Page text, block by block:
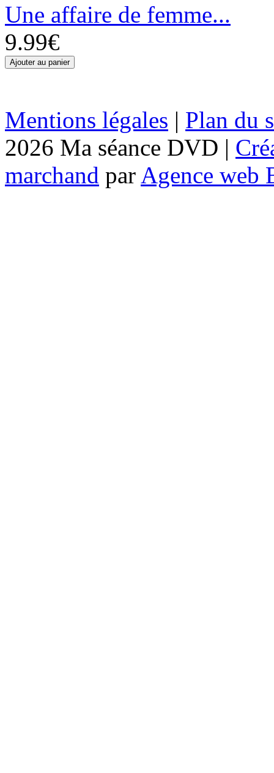
Une affaire de femme...
9.99€
Mentions légales | Plan du
2026 Ma séance DVD |
marchand par Agence web